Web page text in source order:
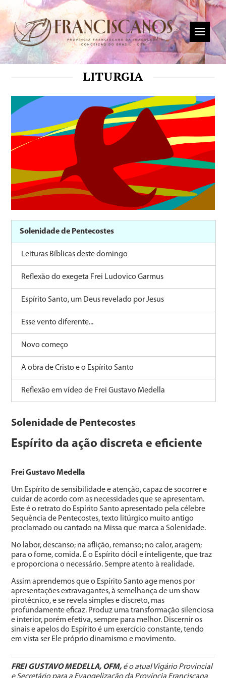
LITURGIA
Solenidade de Pentecostes
Leituras Bíblicas deste domingo
Reflexão do exegeta Frei Ludovico Garmus
Espírito Santo, um Deus revelado por Jesus
Esse vento diferente...
Novo começo
A obra de Cristo e o Espírito Santo
Reflexão em vídeo de Frei Gustavo Medella
Solenidade de Pentecostes
Espírito da ação discreta e eficiente
Frei Gustavo Medella
Um Espírito de sensibilidade e atenção, capaz de socorrer e
cuidar de acordo com as necessidades que se apresentam.
Este é o retrato do Espírito Santo apresentado pela célebre
Sequência de Pentecostes, texto litúrgico muito antigo
proclamado ou cantado na Missa que marca a Solenidade.
No labor, descanso; na aflição, remanso; no calor, aragem;
para o fome, comida. É o Espírito dócil e inteligente, que traz
e proporciona o necessário. Sempre atento à realidade.
Assim aprendemos que o Espírito Santo age menos por
apresentações extravagantes, à semelhança de um show
pirotécnico, e se revela simples e discreto, mas
profundamente eficaz. Produz uma transformação silenciosa
e interior, porém efetiva, sempre para melhor. Discernir os
sinais e apelos do Espírito é um exercício constante, tendo
em vista ser Ele próprio dinamismo e movimento.
FREI GUSTAVO MEDELLA, OFM, é o atual Vigário Provincial